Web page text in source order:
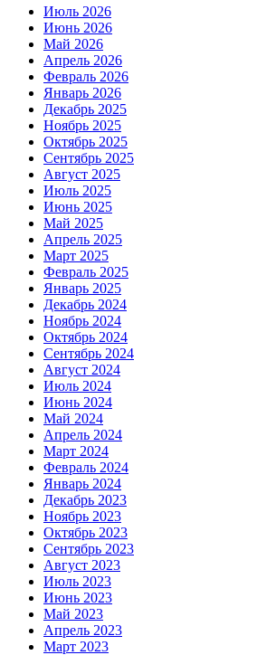
Июль 2026
Июнь 2026
Май 2026
Апрель 2026
Февраль 2026
Январь 2026
Декабрь 2025
Ноябрь 2025
Октябрь 2025
Сентябрь 2025
Август 2025
Июль 2025
Июнь 2025
Май 2025
Апрель 2025
Март 2025
Февраль 2025
Январь 2025
Декабрь 2024
Ноябрь 2024
Октябрь 2024
Сентябрь 2024
Август 2024
Июль 2024
Июнь 2024
Май 2024
Апрель 2024
Март 2024
Февраль 2024
Январь 2024
Декабрь 2023
Ноябрь 2023
Октябрь 2023
Сентябрь 2023
Август 2023
Июль 2023
Июнь 2023
Май 2023
Апрель 2023
Март 2023